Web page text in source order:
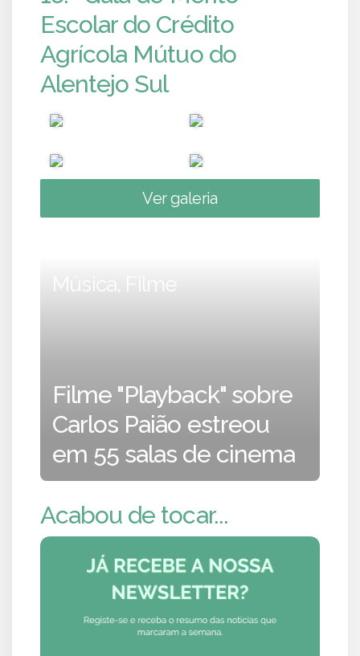
Escolar do Crédito
Agrícola Mútuo do
Alentejo Sul
Ver galeria
Música, Filme
Filme "Playback" sobre
Carlos Paião estreou
em 55 salas de cinema
Acabou de tocar...